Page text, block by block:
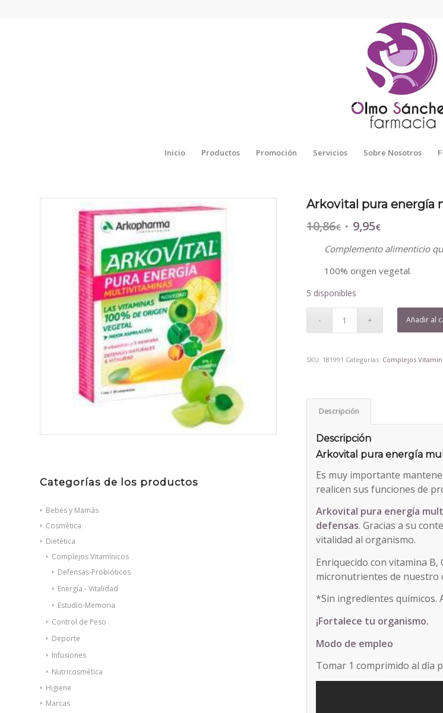
Inicio Productos Promoción Servicios Sobre Nosotros
Categorías de los productos
Bebés y Mamás
Cosmética
Dietética
Complejos Vitamínicos
Defensas-Probióticos
Energía - Vitalidad
Estudio-Memoria
Control de Peso
Deporte
Infusiones
Nutricosmética
Higiene
Marcas
Arkovital pura
10,86€ El
original
era:
9,95€El
actual
es:
Complemento alimenticio
100% origen vegetal.
5 disponibles
Añadir al
SKU: 181991 Categorías: Complejos
Descripción
Descripción
Arkovital pura energía
Es muy importante
realicen sus funciones de
Arkovital pura energía
defensas. Gracias a su
vitalidad al organismo.
Enriquecido con vitamina B,
micronutrientes de nuestro
*Sin ingredientes químicos.
¡Fortalece tu organismo.
Modo de empleo
Tomar 1 comprimido al día